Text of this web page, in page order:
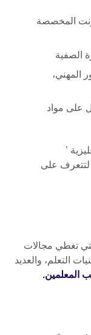
المخصصة
الصفية
المهني،
على مواد
’
لتتعرف على
تغطي مجالات
التعلم، والعديد
المعلمين.